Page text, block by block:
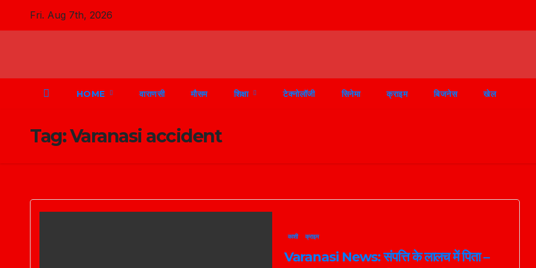
Fri. Aug 7th, 2026
HOME वाराणसी मौसम शिक्षा टेक्नोलॉजी सिनेमा क्राइम बिजनेस खेल
Tag:Varanasi accident
काशी क्राइम
Varanasi News: संपत्ति के लालच में पिता –